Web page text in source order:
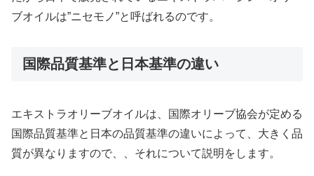
ブオイルは”ニセモノ”と呼ばれるのです。
国際品質基準と日本基準の違い
エキストラオリーブオイルは、国際オリーブ協会が定める
国際品質基準と日本の品質基準の違いによって、大きく品
質が異なりますので、、それについて説明をします。